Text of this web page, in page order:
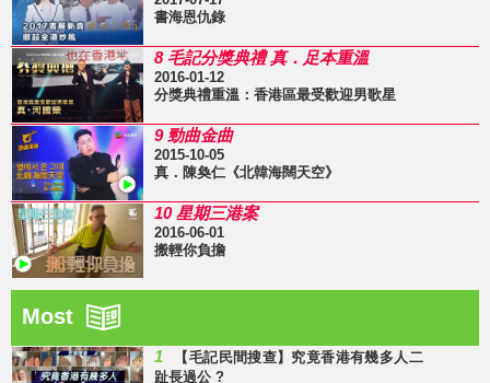
書海恩仇錄
8 毛記分獎典禮 真．足本重溫
2016-01-12
分獎典禮重溫：香港區最受歡迎男歌星
9 勁曲金曲
2015-10-05
真．陳奐仁《北韓海闊天空》
10 星期三港案
2016-06-01
搬輕你負擔
Most
1
【毛記民間搜查】究竟香港有幾多人二
趾長過公 ?